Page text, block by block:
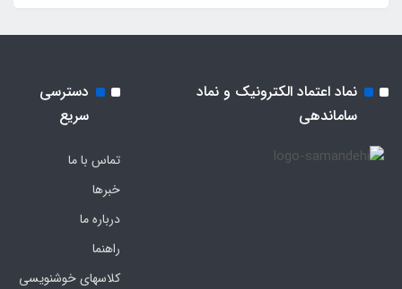
نماد اعتماد الکترونیک و نماد
ساماندهی
دسترسی
سریع
تماس با ما
خبرها
درباره ما
راهنما
کلاسهای خوشنویسی